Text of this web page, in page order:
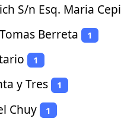
S/n Esq. Maria Cepi
Berreta 1
1
y Tres 1
Chuy 1